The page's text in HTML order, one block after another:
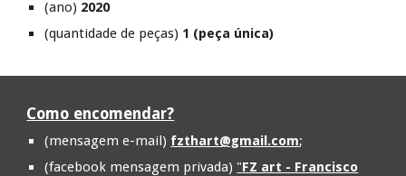
(ano) 2020
(quantidade de peças) 1 (peça única)
Como encomendar?
(mensagem e-mail) fzthart@gmail.com;
(facebook mensagem privada) "FZ art - Francisco